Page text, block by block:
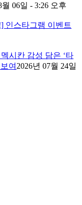
월 06일 - 3:26 오후
인스타그램 이벤트
시칸 감성 담은 ‘타
여 2026년 07월 24일